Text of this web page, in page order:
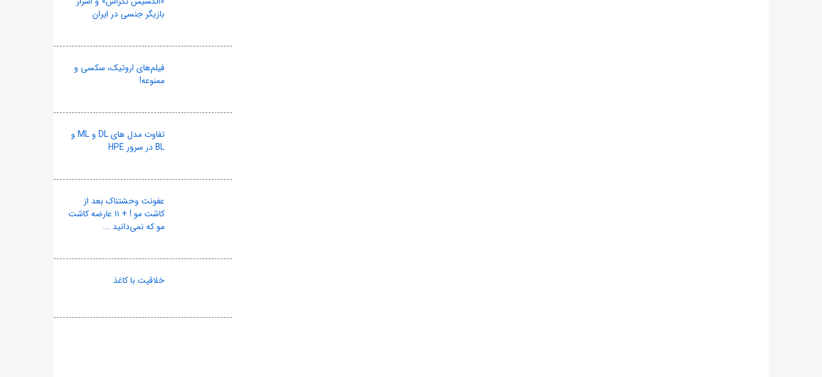
بازیگر جنسی در ایران
فیلم‌های اروتیک، سکسی و
ممنوعه!
تفاوت مدل های DL و ML و
BL در سرور HPE
عفونت وحشتناک بعد از
کاشت مو ! + ۱۱ عارضه کاشت
مو که نمی‌دانید ...
خلاقیت با کاغذ